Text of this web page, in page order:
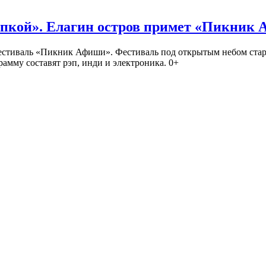
Елагин остров примет «Пикник
«Пикник Афиши». Фестиваль под открытым небом
составят рэп, инди и электроника. 0+